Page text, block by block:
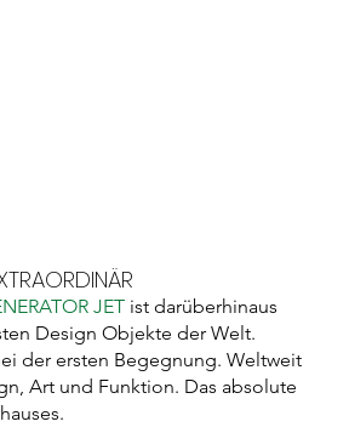
JET ist darüberhinaus
Design Objekte der Welt.
der ersten Begegnung. Weltweit
Art und Funktion. Das absolute